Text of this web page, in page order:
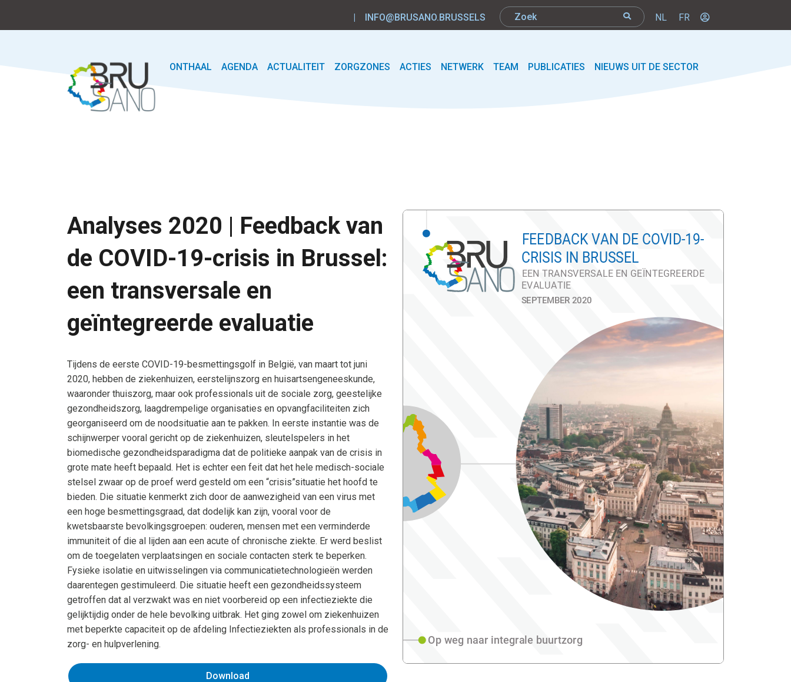
| INFO@BRUSANO.BRUSSELS NL FR
ONTHAAL AGENDA ACTUALITEIT ZORGZONES ACTIES NETWERK TEAM PUBLICATIES NIEUWS UIT DE SECTOR
Analyses 2020 | Feedback van
de COVID-19-crisis in Brussel:
een transversale en
geïntegreerde evaluatie
Tijdens de eerste COVID-19-besmettingsgolf in België, van maart tot juni
2020, hebben de ziekenhuizen, eerstelijnszorg en huisartsengeneeskunde,
waaronder thuiszorg, maar ook professionals uit de sociale zorg, geestelijke
gezondheidszorg, laagdrempelige organisaties en opvangfaciliteiten zich
georganiseerd om de noodsituatie aan te pakken. In eerste instantie was de
schijnwerper vooral gericht op de ziekenhuizen, sleutelspelers in het
biomedische gezondheidsparadigma dat de politieke aanpak van de crisis in
grote mate heeft bepaald. Het is echter een feit dat het hele medisch-sociale
stelsel zwaar op de proef werd gesteld om een “crisis”situatie het hoofd te
bieden. Die situatie kenmerkt zich door de aanwezigheid van een virus met
een hoge besmettingsgraad, dat dodelijk kan zijn, vooral voor de
kwetsbaarste bevolkingsgroepen: ouderen, mensen met een verminderde
immuniteit of die al lijden aan een acute of chronische ziekte. Er werd beslist
om de toegelaten verplaatsingen en sociale contacten sterk te beperken.
Fysieke isolatie en uitwisselingen via communicatietechnologieën werden
daarentegen gestimuleerd. Die situatie heeft een gezondheidssysteem
getroffen dat al verzwakt was en niet voorbereid op een infectieziekte die
gelijktijdig onder de hele bevolking uitbrak. Het ging zowel om ziekenhuizen
met beperkte capaciteit op de afdeling Infectieziekten als professionals in de
zorg- en hulpverlening.
Download